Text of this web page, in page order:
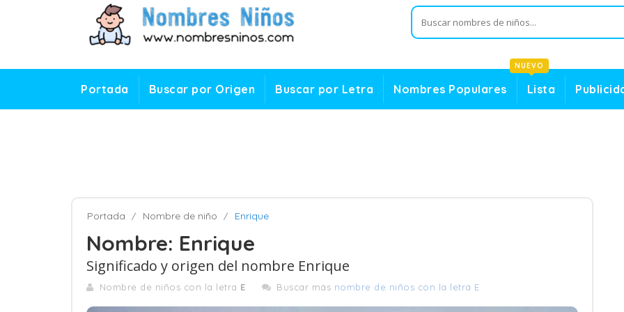
Portada Buscar por Origen Buscar por Letra Nombres Populares Lista
NUEVO
Portada Nombre de niño Enrique
Nombre: Enrique
Significado y origen del nombre Enrique
Nombre de niños con la letra E Buscar más nombre de niños con la letra E